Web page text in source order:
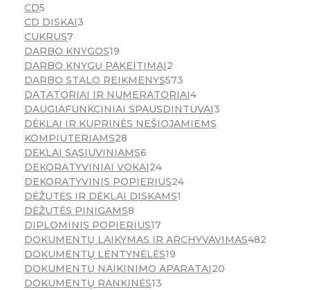
CD5
CD DISKAI3
CUKRUS7
DARBO KNYGOS19
DARBO KNYGŲ PAKEITIMAI2
DARBO STALO REIKMENYS573
DATATORIAI IR NUMERATORIAI4
DAUGIAFUNKCINIAI SPAUSDINTUVAI3
DĖKLAI IR KUPRINĖS NEŠIOJAMIEMS
KOMPIUTERIAMS28
DĖKLAI SĄSIUVINIAMS6
DEKORATYVINIAI VOKAI24
DEKORATYVINIS POPIERIUS24
DĖŽUTĖS IR DĖKLAI DISKAMS1
DĖŽUTĖS PINIGAMS8
DIPLOMINIS POPIERIUS17
DOKUMENTŲ LAIKYMAS IR ARCHYVAVIMAS482
DOKUMENTŲ LENTYNĖLĖS19
DOKUMENTŲ NAIKINIMO APARATAI20
DOKUMENTŲ RANKINĖS13